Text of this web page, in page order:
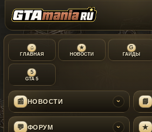
⌂
ГЛАВНАЯ
★
НОВОСТИ
G
ГАЙДЫ
5
GTA 5
📰 НОВОСТИ › 📘
💬 ФОРУМ › ★